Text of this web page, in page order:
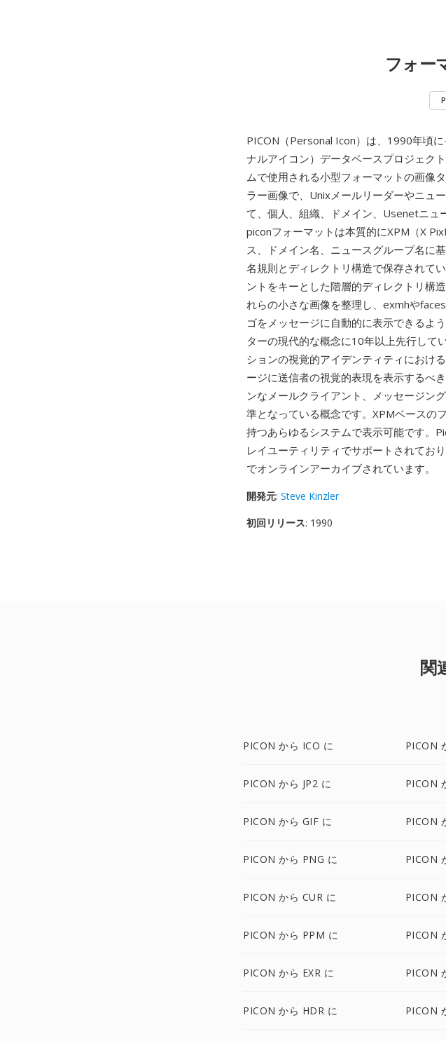
フォー
PICON（Personal Icon）は、1990年頃
ナルアイコン）データベースプロジェク
ムで使用される小型フォーマットの画像
ラー画像で、Unixメールリーダーやニュ
て、個人、組織、ドメイン、Usenetニュ
piconフォーマットは本質的にXPM（X
ス、ドメイン名、ニュースグループ名に
名規則とディレクトリ構造で保存されて
ントをキーとした階層的ディレクトリ構
れらの小さな画像を整理し、exmhや
ゴをメッセージに自動的に表示できるよ
ターの現代的な概念に10年以上先行して
ションの視覚的アイデンティティにおけ
ージに送信者の視覚的表現を表示するべ
ンなメールクライアント、メッセージン
準となっている概念です。XPMベースの
持つあらゆるシステムで表示可能です。
レイユーティリティでサポートされてお
でオンラインアーカイブされています。
開発元: Steve Kinzler
初回リリース: 1990
関
PICON から ICO に PICON
PICON から JP2 に PICON
PICON から GIF に PICON
PICON から PNG に PICON
PICON から CUR に PICON
PICON から PPM に PICON
PICON から EXR に PICON
PICON から HDR に PICON